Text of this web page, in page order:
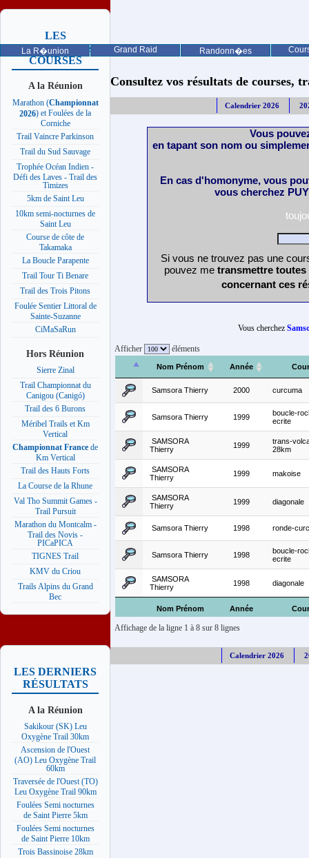
La R�union Grand Raid Randonn�es
LES
PROCHAINES
COURSES
A la Réunion
Marathon (Championnat
2026) et Foulées de la
Corniche
Trail Vaincre Parkinson
Trail du Sud Sauvage
Trophée Océan Indien -
Défi des Laves - Trail des
Timizes
5km de Saint Leu
10km semi-nocturnes de
Saint Leu
Course de côte de
Takamaka
La Boucle Parapente
Trail Tour Ti Benare
Trail des Trois Pitons
Foulée Sentier Littoral de
Sainte-Suzanne
CiMaSaRun
Hors Réunion
Sierre Zinal
Trail Championnat du
Canigou (Canigó)
Trail des 6 Burons
Méribel Trails et Km
Vertical
Championnat France de
Km Vertical
Trail des Hauts Forts
La Course de la Rhune
Val Tho Summit Games -
Trail Pursuit
Marathon du Montcalm -
Trail des Novis -
PICaPICA
TIGNES Trail
KMV du Criou
Trails Alpins du Grand
Bec
LES DERNIERS
RÉSULTATS
A la Réunion
Sakikour (SK) Leu
Oxygène Trail 30km
Ascension de l'Ouest
(AO) Leu Oxygène Trail
60km
Traversée de l'Ouest (TO)
Leu Oxygène Trail 90km
Foulées Semi nocturnes
de Saint Pierre 5km
Foulées Semi nocturnes
de Saint Pierre 10km
Trois Bassinoise 28km
Consultez vos résultats de courses,
Calendrier 2026
Vous
en tapant son nom ou
En cas d'homonyme, vous
vous cherchez
Si vous ne trouvez pas une
pouvez me transmettre
concernant ces
Vous cherchez
Afficher éléments
Nom Prénom Année
Nom Prénom Année
Samsora Thierry 2000 curcuma
Samsora Thierry 1999
boucle-
ecrite
SAMSORA
Thierry
1999
trans-
28km
SAMSORA
Thierry
1999 makoise
SAMSORA
Thierry
1999 diagonale
Samsora Thierry 1998 ronde-
Samsora Thierry 1998
boucle-
ecrite
SAMSORA
Thierry
1998 diagonale
Affichage de la ligne 1 à 8 sur 8 lignes
Calendrier 2026